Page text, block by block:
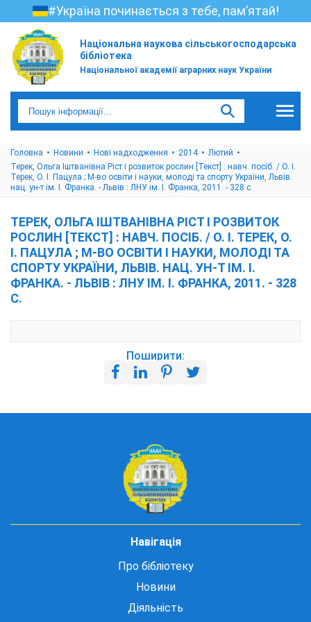
#Україна починається з тебе, пам’ятай!
Національна наукова сільськогосподарська
бібліотека
Національної академії аграрних наук України
Головна Новини Нові надходження 2014
Лютий
Терек, Ольга Іштванівна Ріст і розвиток рослин [Текст] : навч. посіб. / О. І.
Терек, О. І. Пацула ; М-во освіти і науки, молоді та спорту України, Львів.
нац. ун-т ім. І. Франка. - Львів : ЛНУ ім. І. Франка, 2011. - 328 с.
ТЕРЕК, ОЛЬГА ІШТВАНІВНА РІСТ І РОЗВИТОК
РОСЛИН [ТЕКСТ] : НАВЧ. ПОСІБ. / О. І. ТЕРЕК, О.
І. ПАЦУЛА ; М-ВО ОСВІТИ І НАУКИ, МОЛОДІ ТА
СПОРТУ УКРАЇНИ, ЛЬВІВ. НАЦ. УН-Т ІМ. І.
ФРАНКА. - ЛЬВІВ : ЛНУ ІМ. І. ФРАНКА, 2011. - 328
С.
Поширити:
Навігація
Про бібліотеку
Новини
Діяльність